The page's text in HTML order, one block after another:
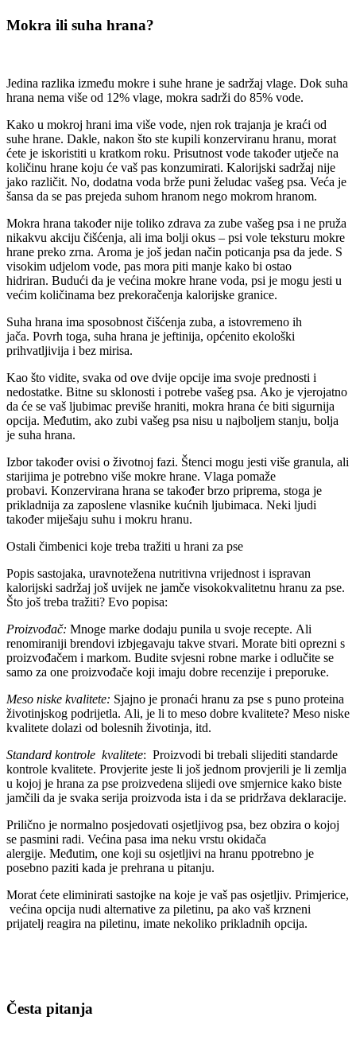
Mokra ili suha hrana?
Jedina razlika između mokre i suhe hrane je sadržaj vlage. Dok suha
hrana nema više od 12% vlage, mokra sadrži do 85% vode.
Kako u mokroj hrani ima više vode, njen rok trajanja je kraći od
suhe hrane. Dakle, nakon što ste kupili konzerviranu hranu, morat
ćete je iskoristiti u kratkom roku. Prisutnost vode također utječe na
količinu hrane koju će vaš pas konzumirati. Kalorijski sadržaj nije
jako različit. No, dodatna voda brže puni želudac vašeg psa. Veća je
šansa da se pas prejeda suhom hranom nego mokrom hranom.
Mokra hrana također nije toliko zdrava za zube vašeg psa i ne pruža
nikakvu akciju čišćenja, ali ima bolji okus – psi vole teksturu mokre
hrane preko zrna. Aroma je još jedan način poticanja psa da jede. S
visokim udjelom vode, pas mora piti manje kako bi ostao
hidriran. Budući da je većina mokre hrane voda, psi je mogu jesti u
većim količinama bez prekoračenja kalorijske granice.
Suha hrana ima sposobnost čišćenja zuba, a istovremeno ih
jača. Povrh toga, suha hrana je jeftinija, općenito ekološki
prihvatljivija i bez mirisa.
Kao što vidite, svaka od ove dvije opcije ima svoje prednosti i
nedostatke. Bitne su sklonosti i potrebe vašeg psa. Ako je vjerojatno
da će se vaš ljubimac previše hraniti, mokra hrana će biti sigurnija
opcija. Međutim, ako zubi vašeg psa nisu u najboljem stanju, bolja
je suha hrana.
Izbor također ovisi o životnoj fazi. Štenci mogu jesti više granula, ali
starijima je potrebno više mokre hrane. Vlaga pomaže
probavi. Konzervirana hrana se također brzo priprema, stoga je
prikladnija za zaposlene vlasnike kućnih ljubimaca. Neki ljudi
također miješaju suhu i mokru hranu.
Ostali čimbenici koje treba tražiti u hrani za pse
Popis sastojaka, uravnotežena nutritivna vrijednost i ispravan
kalorijski sadržaj još uvijek ne jamče visokokvalitetnu hranu za pse.
Što još treba tražiti? Evo popisa:
Proizvođač: Mnoge marke dodaju punila u svoje recepte. Ali
renomiraniji brendovi izbjegavaju takve stvari. Morate biti oprezni s
proizvođačem i markom. Budite svjesni robne marke i odlučite se
samo za one proizvođače koji imaju dobre recenzije i preporuke.
Meso niske kvalitete: Sjajno je pronaći hranu za pse s puno proteina
životinjskog podrijetla. Ali, je li to meso dobre kvalitete? Meso niske
kvalitete dolazi od bolesnih životinja, itd.
Standard kontrole kvalitete: Proizvodi bi trebali slijediti standarde
kontrole kvalitete. Provjerite jeste li još jednom provjerili je li zemlja
u kojoj je hrana za pse proizvedena slijedi ove smjernice kako biste
jamčili da je svaka serija proizvoda ista i da se pridržava deklaracije.
Prilično je normalno posjedovati osjetljivog psa, bez obzira o kojoj
se pasmini radi. Većina pasa ima neku vrstu okidača
alergije. Međutim, one koji su osjetljivi na hranu ppotrebno je
posebno paziti kada je prehrana u pitanju.
Morat ćete eliminirati sastojke na koje je vaš pas osjetljiv. Primjerice,
većina opcija nudi alternative za piletinu, pa ako vaš krzneni
prijatelj reagira na piletinu, imate nekoliko prikladnih opcija.
Česta pitanja